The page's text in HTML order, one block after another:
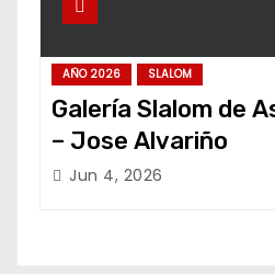
AÑO 2026 SLALOM
Galería Slalom de
– Jose Alvariño
Jun 4, 2026